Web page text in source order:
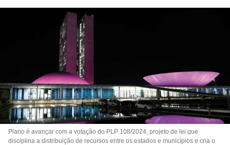
Plano é avançar com a votação do PLP 108/2024, projeto de lei que
disciplina a distribuição de recursos entre os estados e municípios e cria o